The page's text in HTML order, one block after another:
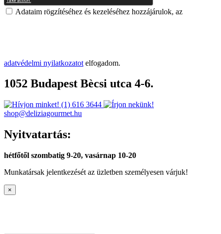
Adataim rögzítéséhez és kezeléséhez hozzájárulok, az
adatvédelmi nyilatkozatot elfogadom.
1052 Budapest Bècsi utca 4-6.
(1) 616 3644
shop@deliziagourmet.hu
Nyitvatartás:
hétfőtől szombatig 9-20, vasárnap 10-20
Munkatársak jelentkezését az üzletben személyesen várjuk!
×